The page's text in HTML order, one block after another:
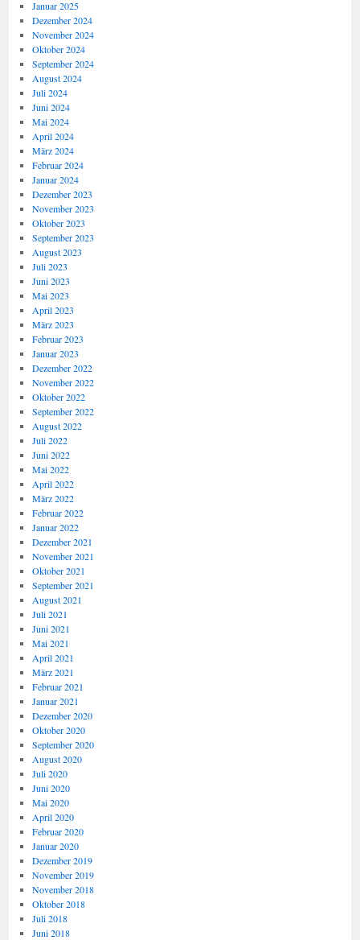
Januar 2025
Dezember 2024
November 2024
Oktober 2024
September 2024
August 2024
Juli 2024
Juni 2024
Mai 2024
April 2024
März 2024
Februar 2024
Januar 2024
Dezember 2023
November 2023
Oktober 2023
September 2023
August 2023
Juli 2023
Juni 2023
Mai 2023
April 2023
März 2023
Februar 2023
Januar 2023
Dezember 2022
November 2022
Oktober 2022
September 2022
August 2022
Juli 2022
Juni 2022
Mai 2022
April 2022
März 2022
Februar 2022
Januar 2022
Dezember 2021
November 2021
Oktober 2021
September 2021
August 2021
Juli 2021
Juni 2021
Mai 2021
April 2021
März 2021
Februar 2021
Januar 2021
Dezember 2020
Oktober 2020
September 2020
August 2020
Juli 2020
Juni 2020
Mai 2020
April 2020
Februar 2020
Januar 2020
Dezember 2019
November 2019
November 2018
Oktober 2018
Juli 2018
Juni 2018